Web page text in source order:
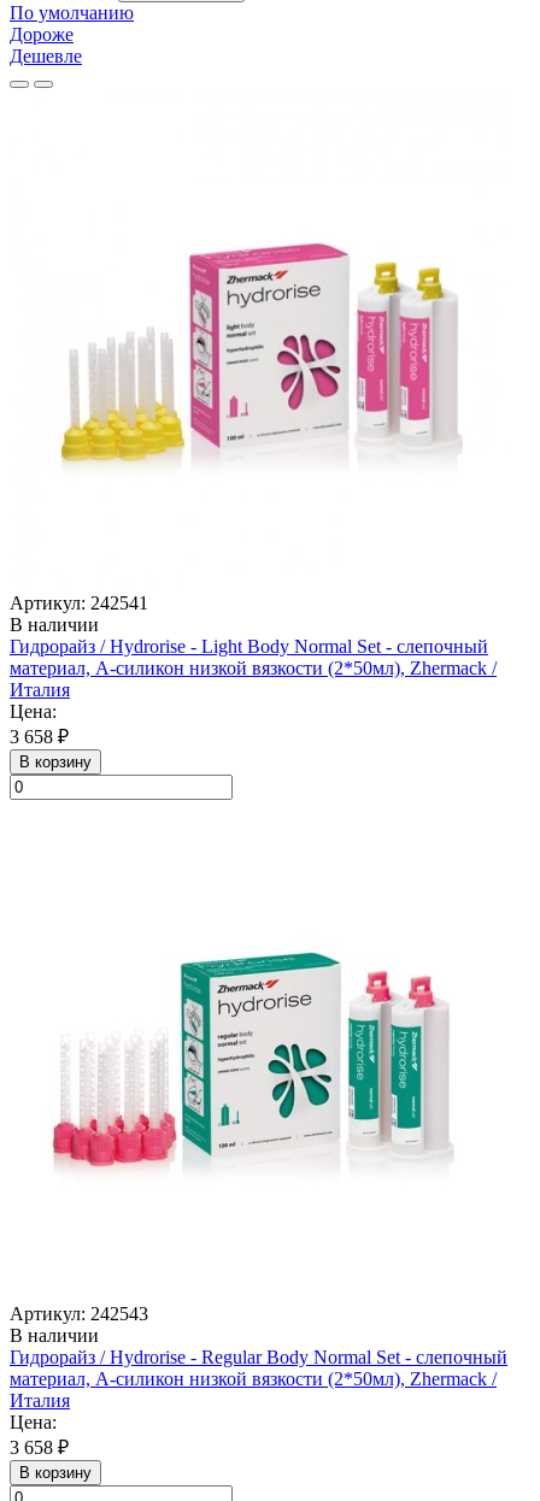
По умолчанию
Дороже
Дешевле
Артикул: 242541
В наличии
Гидрорайз / Hydrorise - Light Body Normal Set - слепочный
материал, А-силикон низкой вязкости (2*50мл), Zhermack /
Италия
Цена:
3 658 ₽
В корзину
Артикул: 242543
В наличии
Гидрорайз / Hydrorise - Regular Body Normal Set - слепочный
материал, А-силикон низкой вязкости (2*50мл), Zhermack /
Италия
Цена:
3 658 ₽
В корзину